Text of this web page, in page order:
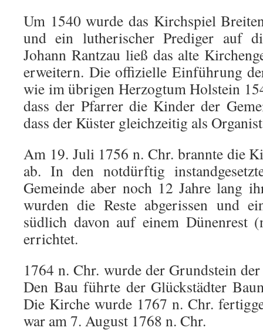
Um 1540 wurde das Kirchspiel
und ein lutherischer Prediger auf
Johann Rantzau ließ das alte
erweitern. Die offizielle Einführung
wie im übrigen Herzogtum Holstein
dass der Pfarrer die Kinder der
dass der Küster gleichzeitig als
Am 19. Juli 1756 n. Chr. brannte die
ab. In den notdürftig
Gemeinde aber noch 12 Jahre lang
wurden die Reste abgerissen und
südlich davon auf einem Dünenrest
errichtet.
1764 n. Chr. wurde der Grundstein
Den Bau führte der Glückstädter
Die Kirche wurde 1767 n. Chr.
war am 7. August 1768 n. Chr.